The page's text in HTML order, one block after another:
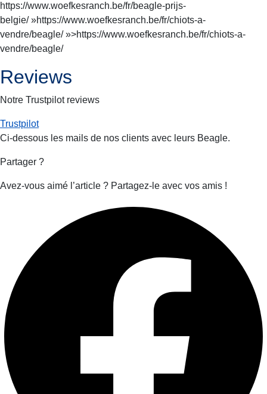
https://www.woefkesranch.be/fr/beagle-prijs-
belgie/ »https://www.woefkesranch.be/fr/chiots-a-
vendre/beagle/ »>https://www.woefkesranch.be/fr/chiots-a-
vendre/beagle/
Reviews
Notre Trustpilot reviews
Trustpilot
Ci-dessous les mails de nos clients avec leurs Beagle.
Partager ?
Avez-vous aimé l’article ? Partagez-le avec vos amis !